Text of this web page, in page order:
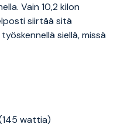
Vain 10,2 kilon
siirtää sitä
siellä, missä
wattia)